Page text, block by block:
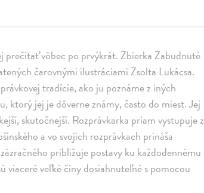
prečítať vôbec po prvýkrát. Zbierka Zabudnuté
čarovnými ilustráciami Zsolta Lukácsa.
tradície, ako ju poznáme z iných
ktorý jej je dôverne známy, často do miest. Jej
skutočnejší. Rozprávkarka priam vystupuje z
a vo svojich rozprávkach prináša
približuje postavy ku každodennému
viaceré veľké činy dosiahnuteľné s pomocou